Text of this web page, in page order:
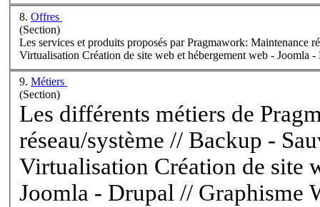
8. Offres
(Section)
Les services et produits proposés par Pragmawork: Maintenance réseau/système // Backup -
Virtualisation Création de site web et hébergement web - Joomla -
9. Métiers
(Section)
Les différents métiers de
réseau/système // Backup - Sauvegarde de donnée //
Virtualisation Création de site web et hébergement web -
Joomla - Drupal // Graphisme